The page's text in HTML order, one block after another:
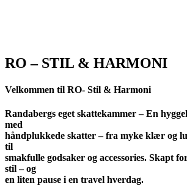
RO – STIL & HARMONI
Velkommen til RO- Stil & Harmoni
Randabergs eget skattekammer – En
med
håndplukkede skatter – fra myke klær og
til
smakfulle godsaker og accessories. Skapt
stil – og
en liten pause i en travel hverdag.